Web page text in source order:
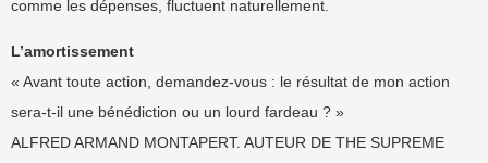
comme les dépenses, fluctuent naturellement.
L’amortissement
« Avant toute action, demandez-vous : le résultat de mon action
sera-t-il une bénédiction ou un lourd fardeau ? »
ALFRED ARMAND MONTAPERT. AUTEUR DE THE SUPREME